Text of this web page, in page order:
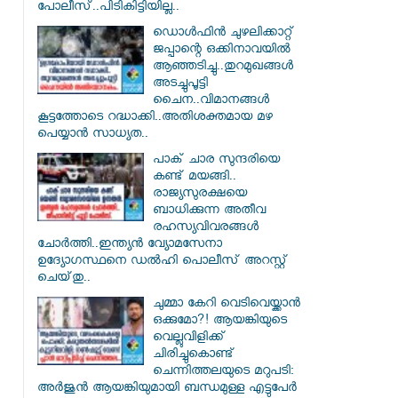
പോലീസ്..പിടികിട്ടിയില്ല..
ഡൊൾഫിൻ ചുഴലിക്കാറ്റ്
ജപ്പാന്റെ ഒക്കിനാവയിൽ
ആഞ്ഞടിച്ചു..തുറമുഖങ്ങൾ
അടച്ചുപൂട്ടി
ചൈന..വിമാനങ്ങൾ
കൂട്ടത്തോടെ റദ്ധാക്കി..അതിശക്തമായ മഴ
പെയ്യാൻ സാധ്യത..
പാക് ചാര സുന്ദരിയെ
കണ്ട് മയങ്ങി..
രാജ്യസുരക്ഷയെ
ബാധിക്കുന്ന അതീവ
രഹസ്യവിവരങ്ങൾ
ചോർത്തി..ഇന്ത്യൻ വ്യോമസേനാ
ഉദ്യോഗസ്ഥനെ ഡൽഹി പൊലീസ് അറസ്റ്റ്
ചെയ്‌തു..
ചുമ്മാ കേറി വെടിവെയ്ക്കാൻ
ഒക്കുമോ?! ആയങ്കിയുടെ
വെല്ലുവിളിക്ക്
ചിരിച്ചുകൊണ്ട്
ചെന്നിത്തലയുടെ മറുപടി:
അർജുൻ ആയങ്കിയുമായി ബന്ധമുള്ള എട്ടുപേർ